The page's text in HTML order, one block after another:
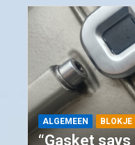
ALGEMEEN BLOKJE
“Gasket says